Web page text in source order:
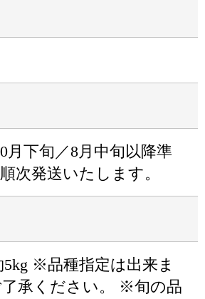
月下旬／8月中旬以降準
次発送いたします。
※品種指定は出来ま
承ください。 ※旬の品